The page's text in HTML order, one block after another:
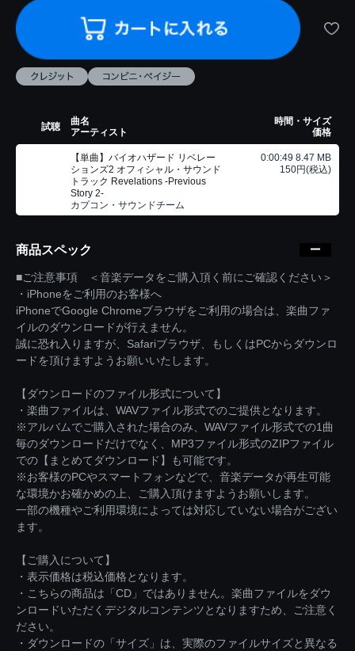
試聴
曲名
アーティスト
時間・サイズ
価格
【単曲】バイオハザード リベレー
ションズ2 オフィシャル・サウンド
トラック Revelations -Previous
Story 2-
カプコン・サウンドチーム
0:00:49 8.47 MB
150円(税込)
商品スペック
■ご注意事項 ＜音楽データをご購入頂く前にご確認ください＞
・iPhoneをご利用のお客様へ
iPhoneでGoogle Chromeブラウザをご利用の場合は、楽曲ファ
イルのダウンロードが行えません。
誠に恐れ入りますが、Safariブラウザ、もしくはPCからダウンロ
ードを頂けますようお願いいたします。
【ダウンロードのファイル形式について】
・楽曲ファイルは、WAVファイル形式でのご提供となります。
※アルバムでご購入された場合のみ、WAVファイル形式での1曲
毎のダウンロードだけでなく、MP3ファイル形式のZIPファイル
での【まとめてダウンロード】も可能です。
※お客様のPCやスマートフォンなどで、音楽データが再生可能
な環境かお確かめの上、ご購入頂けますようお願いします。
一部の機種やご利用環境によっては対応していない場合がござい
ます。
【ご購入について】
・表示価格は税込価格となります。
・こちらの商品は「CD」ではありません。楽曲ファイルをダウ
ンロードいただくデジタルコンテンツとなりますため、ご注意く
ださい。
・ダウンロードの「サイズ」は、実際のファイルサイズと異なる